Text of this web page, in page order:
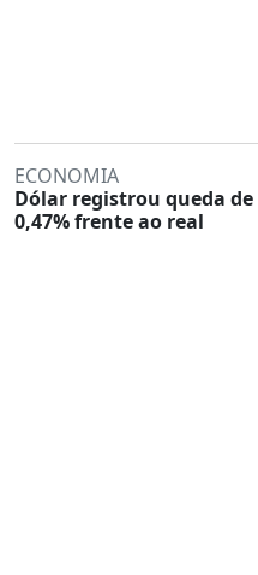
ECONOMIA
Dólar registrou queda de
0,47% frente ao real